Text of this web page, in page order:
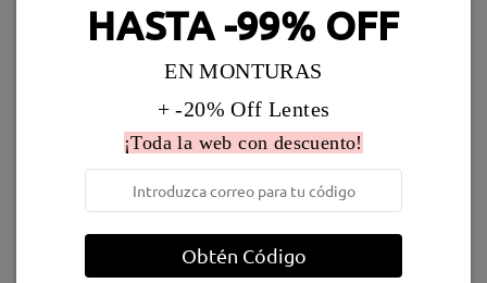
Enviado
detalles
Marcos Similares
22,95 € N2013
HASTA -99% OFF
EN MONTURAS
+ -20% Off Lentes
¡Toda la web con descuento!
Obtén Código